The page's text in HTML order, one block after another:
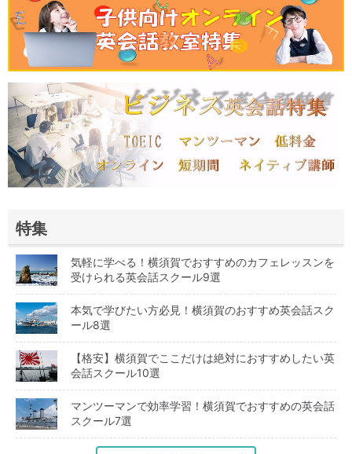
特集
気軽に学べる！横須賀でおすすめのカフェレッスンを
受けられる英会話スクール9選
本気で学びたい方必見！横須賀のおすすめ英会話スク
ール8選
【格安】横須賀でここだけは絶対におすすめしたい英
会話スクール10選
マンツーマンで効率学習！横須賀でおすすめの英会話
スクール7選